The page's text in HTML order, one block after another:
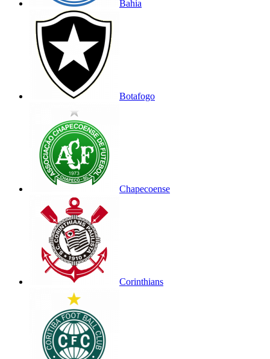
Bahia
Botafogo
Chapecoense
Corinthians